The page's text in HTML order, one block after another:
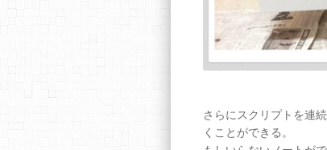
さらにスクリプトを連
くことができる。